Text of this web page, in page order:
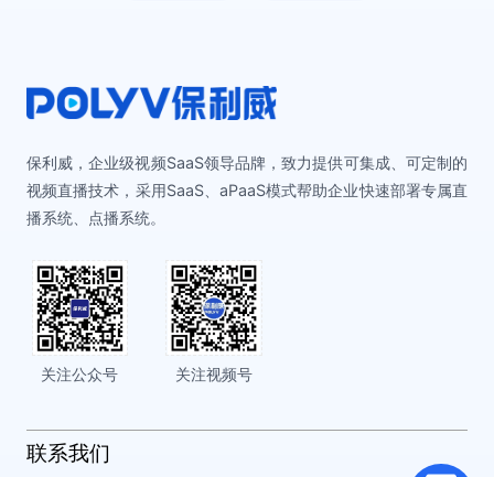
保利威，企业级视频SaaS领导品牌，致力提供可集成、可定制的
视频直播技术，采用SaaS、aPaaS模式帮助企业快速部署专属直
播系统、点播系统。
关注公众号 关注视频号
联系我们